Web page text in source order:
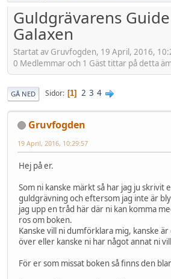
Guldgrävarens
Galaxen
Startat av Gruvfogden, 19 April, 2016,
0 Medlemmar och 1 Gäst tittar på detta
GÅ NED Sidor 1 2 3 4
Gruvfogden
19 April, 2016, 10:29:57
Hej på er.
Som ni kanske märkt så har jag ju skrivit
guldgrävning och eftersom jag inte är
jag upp en tråd här där ni kan komma
ros om boken.
Kanske vill ni dumförklara mig, kanske
över eller kanske ni har något annat ni
För er som missat boken så finns den